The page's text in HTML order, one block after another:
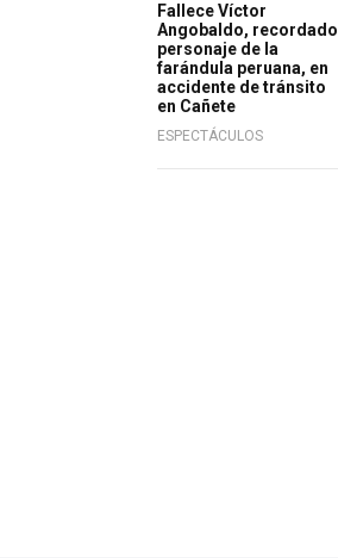
Fallece Víctor
Angobaldo, recordado
personaje de la
farándula peruana, en
accidente de tránsito
en Cañete
ESPECTÁCULOS